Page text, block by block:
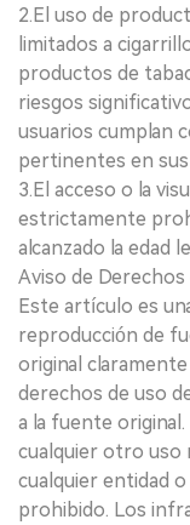
2.El uso de
limitados a
productos de
riesgos
usuarios cumplan
pertinentes en
3.El acceso o la
estrictamente
alcanzado la edad
Aviso de
Este artículo es
reproducción de
original
derechos de uso
a la fuente
cualquier otro uso
cualquier entidad
prohibido. Los